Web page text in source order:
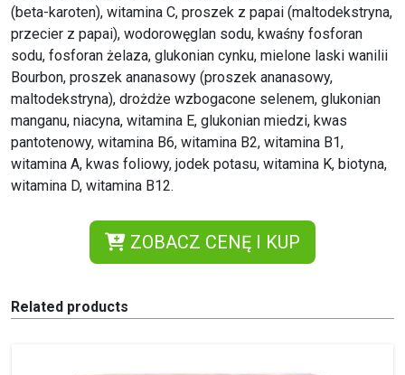
(beta-karoten), witamina C, proszek z papai (maltodekstryna,
przecier z papai), wodorowęglan sodu, kwaśny fosforan
sodu, fosforan żelaza, glukonian cynku, mielone laski wanilii
Bourbon, proszek ananasowy (proszek ananasowy,
maltodekstryna), drożdże wzbogacone selenem, glukonian
manganu, niacyna, witamina E, glukonian miedzi, kwas
pantotenowy, witamina B6, witamina B2, witamina B1,
witamina A, kwas foliowy, jodek potasu, witamina K, biotyna,
witamina D, witamina B12.
ZOBACZ CENĘ I KUP
Related products